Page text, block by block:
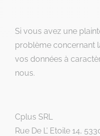
Si vous avez une
problème concernant
vos données à
nous.
Cplus SRL
Rue De L’ Etoile 14,